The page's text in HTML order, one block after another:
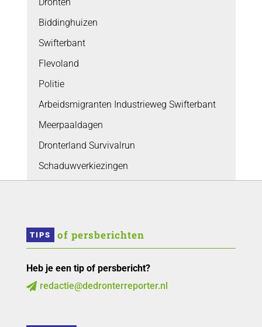
Biddinghuizen
Swifterbant
Flevoland
Politie
Arbeidsmigranten Industrieweg Swifterbant
Meerpaaldagen
Dronterland Survivalrun
Schaduwverkiezingen
TIPS of persberichten
Heb je een tip of persbericht?
 redactie@dedronterreporter.nl